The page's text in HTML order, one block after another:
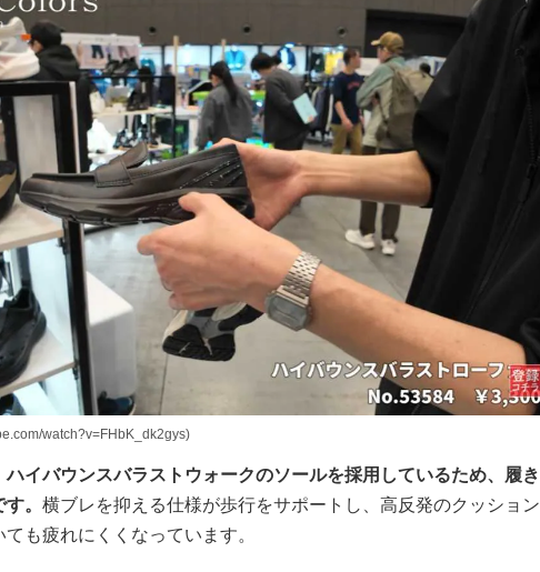
watch?v=FHbK_dk2gys)
イバウンスバラストウォークのソールを採用しているため、履き
。 横ブレを抑える仕様が歩行をサポートし、高反発のクッション
も疲れにくくなっています。